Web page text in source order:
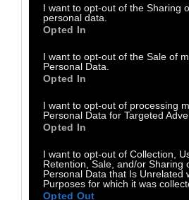
I want to opt-out of the Sharing
personal data.
Opted In
I want to opt-out of the Sale of
Personal Data.
Opted In
I want to opt-out of processing
Personal Data for Targeted
Opted In
I want to opt-out of Collection,
Retention, Sale, and/or Sharing
Personal Data that Is Unrelated
Purposes for which it was
Opted Out
απλοί θεατές, αλλά είναι
θεσπίζουν μέτρα, που
για τους ολίγους.
Τα στοιχεία το
φορολόγησης των
μειώθηκε από το 44,8%
το 2010 έως το 2022 ο
φορολόγησης των
από το 33,3% στο 34,8%.